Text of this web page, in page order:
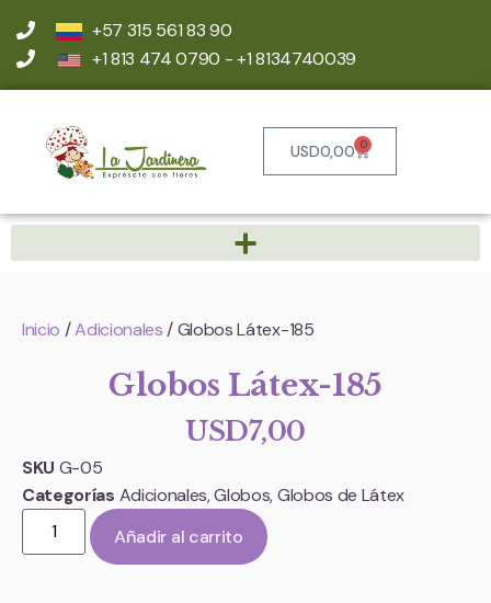
+57 315 561 83 90
+1 813 474 0790 - +1 8134740039
USD0,00 0
Inicio /Adicionales / Globos Látex-185
Globos Látex-185
USD7,00
SKU G-05
Categorías Adicionales,Globos,Globos de Látex
Añadir al carrito